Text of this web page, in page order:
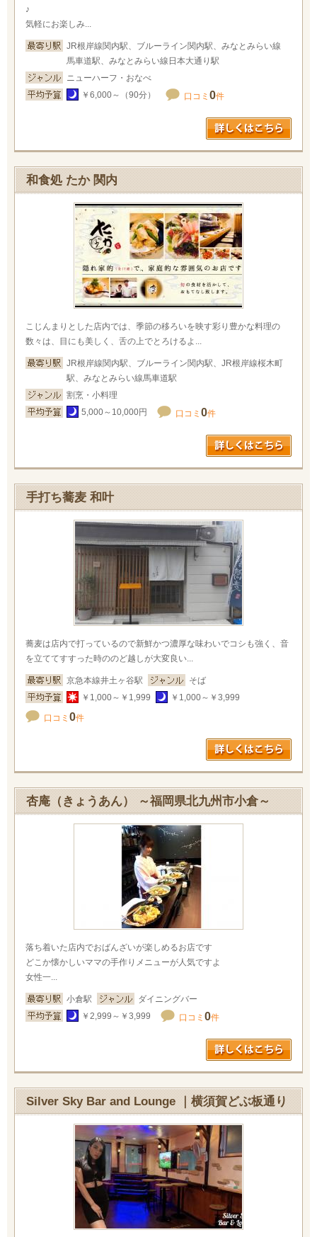
♪
気軽にお楽しみ...
JR根岸線関内駅、ブルーライン関内駅、みなとみらい線
馬車道駅、みなとみらい線日本大通り駅
ニューハーフ・おなべ
￥6,000～（90分）
口コミ 0件
和食処 たか 関内
こじんまりとした店内では、季節の移ろいを映す彩り豊かな料理の
数々は、目にも美しく、舌の上でとろけるよ...
JR根岸線関内駅、ブルーライン関内駅、JR根岸線桜木町
駅、みなとみらい線馬車道駅
割烹・小料理
5,000～10,000円
口コミ 0件
手打ち蕎麦 和叶
蕎麦は店内で打っているので新鮮かつ濃厚な味わいでコシも強く、音
を立ててすすった時ののど越しが大変良い...
京急本線井土ヶ谷駅
そば
￥1,000～￥1,999
￥1,000～￥3,999
口コミ 0件
杏庵（きょうあん） ～福岡県北九州市小倉～
落ち着いた店内でおばんざいが楽しめるお店です
どこか懐かしいママの手作りメニューが人気ですよ
女性一...
小倉駅
ダイニングバー
￥2,999～￥3,999
口コミ 0件
Silver Sky Bar and Lounge ｜横須賀どぶ板通り